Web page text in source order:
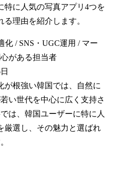
特に人気の写真アプリ4つを
理由を紹介します。
化 / SNS・UGC運用 / マー
がある担当者
が根強い韓国では、自然に
い世代を中心に広く支持さ
は、韓国ユーザーに特に人
厳選し、その魅力と選ばれ